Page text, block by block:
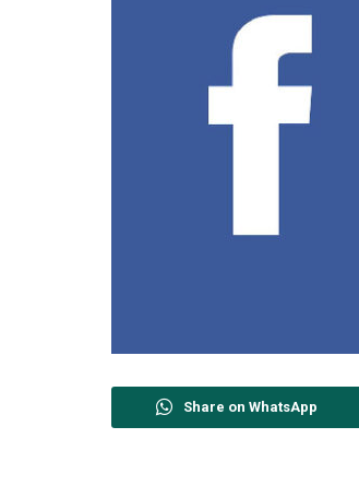
Share on WhatsApp